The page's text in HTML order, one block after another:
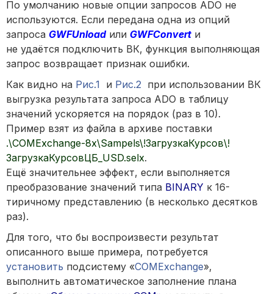
По умолчанию новые опции запросов ADO не
используются. Если передана одна из опций
запроса GWFUnloadили GWFConvert и
не удаётся подключить ВК, функция выполняющая
запрос возвращает признак ошибки.
Как видно на Рис.1 и Рис.2 при использовании ВК
выгрузка результата запроса ADO в таблицу
значений ускоряется на порядок (раз в 10).
Пример взят из файла в архиве поставки
.\COMExchange-8x\Sampels\!ЗагрузкаКурсов\!
ЗагрузкаКурсовЦБ_USD.selx.
Ещё значительнее эффект, если выполняется
преобразование значений типа BINARY к 16-
тиричному представлению (в несколько десятков
раз).
Для того, что бы воспроизвести результат
описанного выше примера, потребуется
установить подсистему «COMExchange»,
выполнить автоматическое заполнение плана